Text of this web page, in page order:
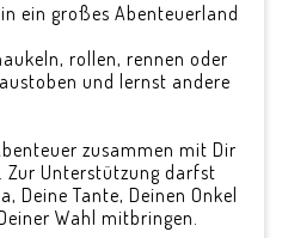
ein großes Abenteuerland
rollen, rennen oder
und lernst andere
zusammen mit Dir
Zur Unterstützung darfst
Deine Tante, Deinen Onkel
Wahl mitbringen.